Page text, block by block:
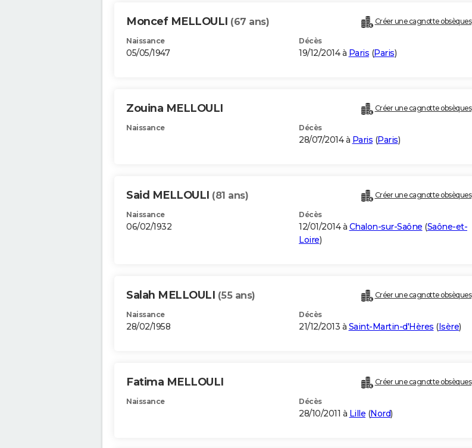
Moncef MELLOULI (67 ans) Créer une cagnotte obsèques
Naissance
05/05/1947
Décès
19/12/2014 à Paris (Paris)
Zouina MELLOULI Créer une cagnotte obsèques
Naissance Décès
28/07/2014 à Paris (Paris)
Said MELLOULI (81 ans) Créer une cagnotte obsèques
Naissance
06/02/1932
Décès
12/01/2014 à Chalon-sur-Saône (Saône-et-
Loire)
Salah MELLOULI (55 ans) Créer une cagnotte obsèques
Naissance
28/02/1958
Décès
21/12/2013 à Saint-Martin-d'Hères (Isère)
Fatima MELLOULI Créer une cagnotte obsèques
Naissance Décès
28/10/2011 à Lille (Nord)